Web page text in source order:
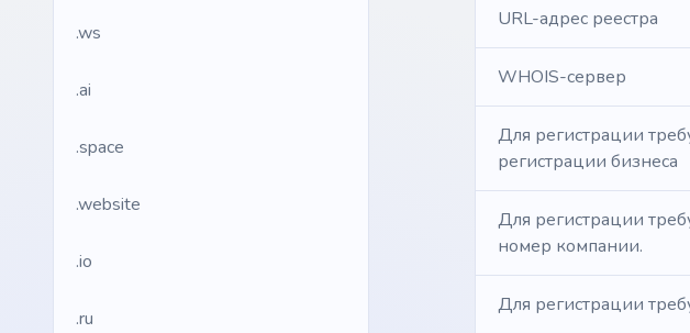
.ws
.ai
.space
.website
.io
.ru
URL-адрес реестра
WHOIS-сервер
Для регистрации
регистрации бизнеса
Для регистрации
номер компании.
Для регистрации